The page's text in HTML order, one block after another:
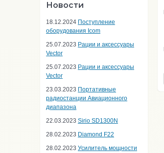
Новости
18.12.2024 Поступление
оборудования Icom
25.07.2023 Рации и аксессуары
Vector
25.07.2023 Рации и аксессуары
Vector
23.03.2023 Портативные
радиостанции Авиационного
диапазона
22.03.2023 Sirio SD1300N
28.02.2023 Diamond F22
28.02.2023 Усилитель мощности